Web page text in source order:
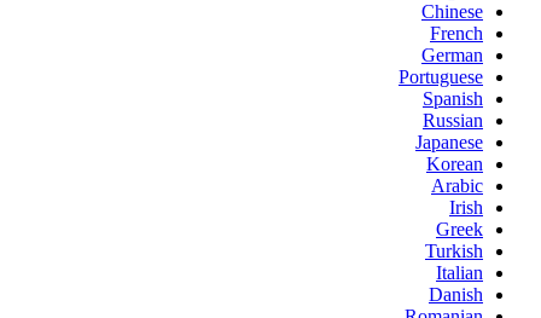
Chinese
French
German
Portuguese
Spanish
Russian
Japanese
Korean
Arabic
Irish
Greek
Turkish
Italian
Danish